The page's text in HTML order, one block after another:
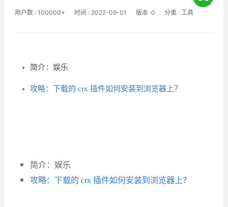
用户数 : 100000+ 时间 : 2022-09-01 版本 :0 分类 : 工具
简介：娱乐
攻略：下载的 crx 插件如何安装到浏览器上？
简介：娱乐
攻略：下载的 crx 插件如何安装到浏览器上？